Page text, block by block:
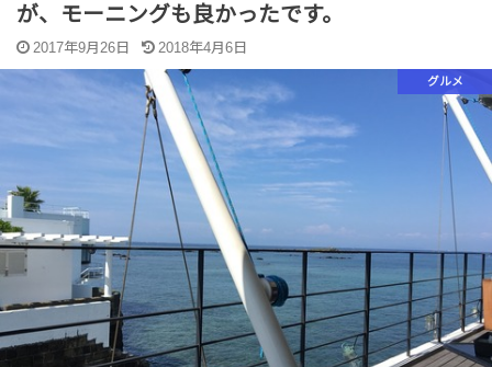
が、モーニングも良かったです。
2017年9月26日 2018年4月6日
グルメ